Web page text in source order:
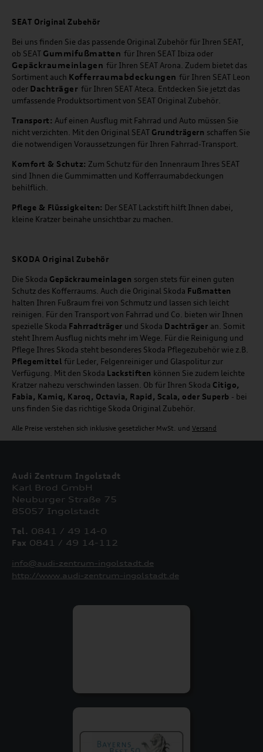
SEAT Original Zubehör
Bei uns finden Sie das passende Original Zubehör für Ihren SEAT,
ob SEAT Gummifußmatten für Ihren SEAT Ibiza oder
Gepäckraumeinlagen für Ihren SEAT Arona. Zudem bietet das
Sortiment auch Kofferraumabdeckungen für Ihren SEAT Leon
oder Dachträger für Ihren SEAT Ateca. Entdecken Sie jetzt das
umfassende Produktsortiment von SEAT Original Zubehör.
Transport: Auf einen Ausflug mit Fahrrad und Auto müssen Sie
nicht verzichten. Mit den Original SEAT Grundträgern schaffen Sie
die notwendigen Voraussetzungen für Ihren Fahrrad-Transport.
Komfort & Schutz: Zum Schutz für den Innenraum Ihres SEAT
sind Ihnen die Gummimatten und Kofferraumabdeckungen
behilflich.
Pflege & Flüssigkeiten: Der SEAT Lackstift hilft Ihnen dabei,
kleine Kratzer beinahe unsichtbar zu machen.
SKODA Original Zubehör
Die Skoda Gepäckraumeinlagen sorgen stets für einen guten
Schutz des Kofferraums. Auch die Original Skoda Fußmatten
halten Ihren Fußraum frei von Schmutz und lassen sich leicht
reinigen. Für den Transport von Fahrrad und Co. bieten wir Ihnen
spezielle Skoda Fahrradträger und Skoda Dachträger an. Somit
steht Ihrem Ausflug nichts mehr im Wege. Für die Reinigung und
Pflege Ihres Skoda steht besonderes Skoda Pflegezubehör wie z.B.
Pflegemittel für Leder, Felgenreiniger und Glaspolitur zur
Verfügung. Mit den Skoda Lackstiften können Sie zudem leichte
Kratzer nahezu verschwinden lassen. Ob für Ihren Skoda Citigo,
Fabia, Kamiq, Karoq, Octavia, Rapid, Scala, oder Superb - bei
uns finden Sie das richtige Skoda Original Zubehör.
Alle Preise verstehen sich inklusive gesetzlicher MwSt. und Versand
Audi Zentrum Ingolstadt
Karl Brod GmbH
Neuburger Straße 75
85057 Ingolstadt
Tel. 0841 / 49 14-0
Fax 0841 / 49 14-112
info@audi-zentrum-ingolstadt.de
http://www.audi-zentrum-ingolstadt.de